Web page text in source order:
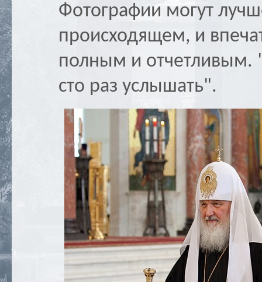
Фотографии могут
происходящем, и
полным и отчетливым.
сто раз услышать".